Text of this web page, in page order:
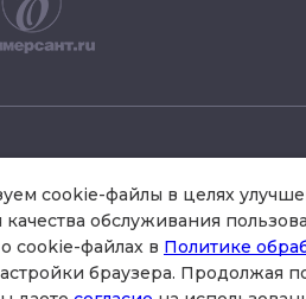
+7 495
, офис 301
cookie-файлы в целях
обслуживания
cookie-файлах в Политике
браузера. Продолжая